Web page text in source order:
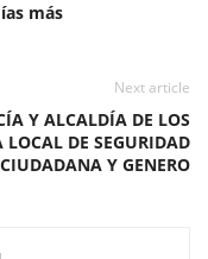
más
Next article
Y ALCALDÍA DE LOS
DE SEGURIDAD
CIUDADANA Y GENERO